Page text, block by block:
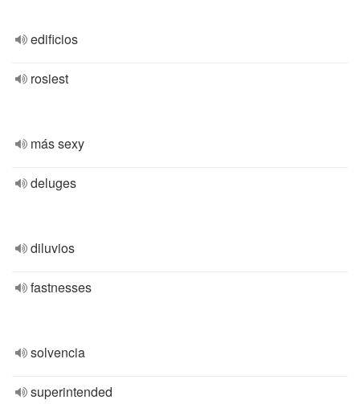
edificios
rosiest
más sexy
deluges
diluvios
fastnesses
solvencia
superintended